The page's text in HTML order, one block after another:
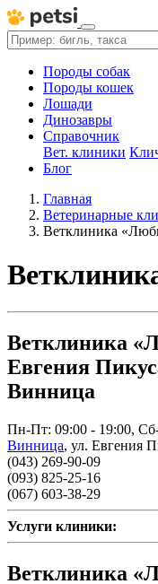
Породы собак
Породы кошек
Лошади
Динозавры
Справочник
Вет. клиники
Блог
Главная
Ветеринарные
Ветклиника
Ветклиника
Евгения
Винница
Пн-Пт: 09:00 - 19:00,
Винница, ул. Евгения
(043) 269-90-09
(093) 825-25-16
(067) 603-38-29
Услуги клиники:
Ветклиника